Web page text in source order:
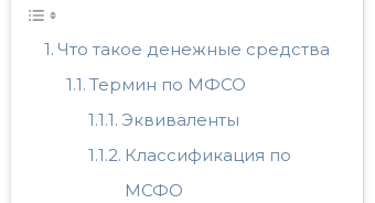
Что такое денежные средства
Термин по МФСО
Эквиваленты
Классификация по
МСФО